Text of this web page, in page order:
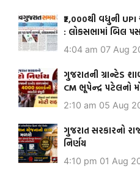
₹2,000થી વધુની
: લોકસભામાં બિલ
4:04 am 07 Aug
ગુજરાતની ગ્રાન્ટેડ
CM ભૂપેન્દ્ર પટેલનો
2:10 am 05 Aug
ગુજરાત સરકારનો
નિર્ણય
4:10 pm 01 Aug